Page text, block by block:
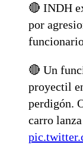
🔴 INDH
por
🔴 Un
proyectil
perdigón.
carro